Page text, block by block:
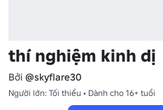
thí nghiệm kinh dị
Bởi @skyflare30
Người lớn: Tối thiểu • Dành cho 16+ tuổi